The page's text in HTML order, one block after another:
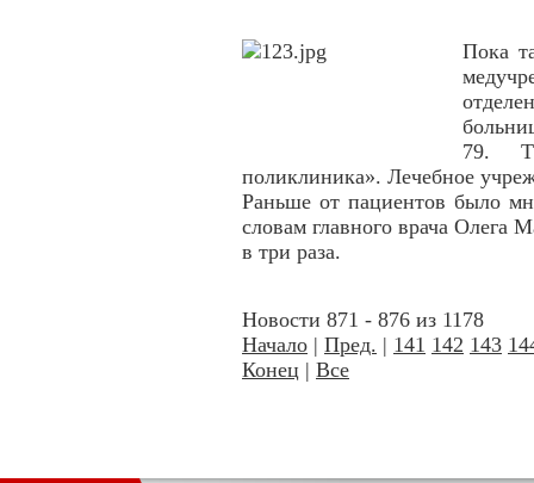
Пока
79.
поликлиника». Лечебное
Раньше от пациентов было
словам главного врача Олега
в три раза.
Новости 871 - 876 из 1178
Начало | Пред. | 141 142 143
Конец | Все